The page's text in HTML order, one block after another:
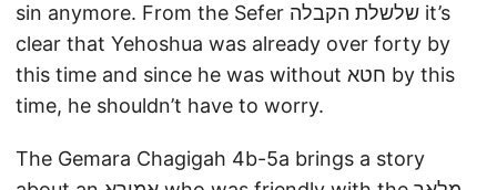
sin anymore. From the Sefer שלשלת הקבלה it’s
clear that Yehoshua was already over forty by
this time and since he was without חטא by this
time, he shouldn’t have to worry.
The Gemara Chagigah 4b-5a brings a story